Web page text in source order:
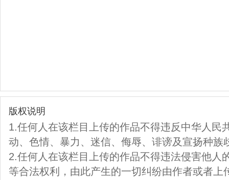
版权说明
1.任何人在该栏目上传的作品不得违反中华人民
动、色情、暴力、迷信、侮辱、诽谤及宣扬种族
2.任何人在该栏目上传的作品不得违法侵害他人
等合法权利，由此产生的一切纠纷由作者或者上